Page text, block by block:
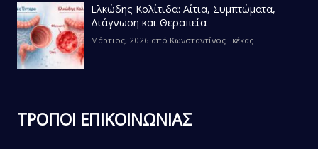
Ελκώδης Κολίτιδα: Αίτια, Συμπτώματα,
Διάγνωση και Θεραπεία
Μάρτιος, 2026 από Κωνσταντίνος Γκέκας
ΤΡΟΠΟΙ ΕΠΙΚΟΙΝΩΝΙΑΣ